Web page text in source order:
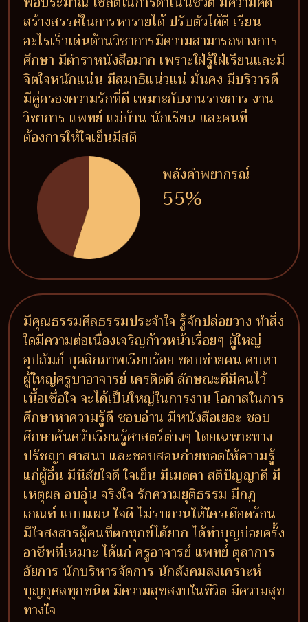
สร้างสรรค์ในการหารายได้ ปรับตัวได้ดี เรียน
อะไรเร็วเด่นด้านวิชาการมีความสามารถทางการ
ศึกษา มีตำราหนังสือมาก เพราะใฝ่รู้ใฝ่เรียนและมี
จิตใจหนักแน่น มีสมาธิแน่วแน่ มั่นคง มีบริวารดี
มีคู่ครองความรักที่ดี เหมาะกับงานราชการ งาน
วิชาการ แพทย์ แม่บ้าน นักเรียน และคนที่
ต้องการให้ใจเย็นมีสติ
พลังคำพยากรณ์
55%
มีคุณธรรมศีลธรรมประจำใจ รู้จักปล่อยวาง ทำสิ่ง
ใดมีความต่อเนื่องเจริญก้าวหน้าเรื่อยๆ ผู้ใหญ่
อุปถัมภ์ บุคลิกภาพเรียบร้อย ชอบช่วยคน คบหา
ผู้ใหญ่ครูบาอาจารย์ เครดิตดี ลักษณะดีมีคนไว้
เนื้อเชื่อใจ จะได้เป็นใหญ่ในการงาน โอกาสในการ
ศึกษาหาความรู้ดี ชอบอ่าน มีหนังสือเยอะ ชอบ
ศึกษาค้นคว้าเรียนรู้ศาสตร์ต่างๆ โดยเฉพาะทาง
ปรัชญา ศาสนา และชอบสอนถ่ายทอดให้ความรู้
แก่ผู้อื่น มีนิสัยใจดี ใจเย็น มีเมตตา สติปัญญาดี มี
เหตุผล อบอุ่น จริงใจ รักความยุติธรรม มีกฎ
เกณฑ์ แบบแผน ใจดี ไม่รบกวนให้ใครเดือดร้อน
มีใจสงสารผู้คนที่ตกทุกข์ได้ยาก ได้ทำบุญบ่อยครั้ง
อาชีพที่เหมาะ ได้แก่ ครูอาจารย์ แพทย์ ตุลาการ
อัยการ นักบริหารจัดการ นักสังคมสงเคราะห์
บุญกุศลทุกชนิด มีความสุขสงบในชีวิต มีความสุข
ทางใจ